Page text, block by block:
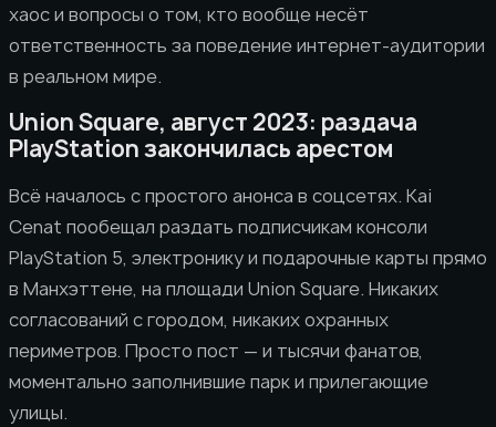
хаос и вопросы о том, кто вообще несёт
ответственность за поведение интернет-аудитории
в реальном мире.
Union Square, август 2023: раздача
PlayStation закончилась арестом
Всё началось с простого анонса в соцсетях. Kai
Cenat пообещал раздать подписчикам консоли
PlayStation 5, электронику и подарочные карты прямо
в Манхэттене, на площади Union Square. Никаких
согласований с городом, никаких охранных
периметров. Просто пост — и тысячи фанатов,
моментально заполнившие парк и прилегающие
улицы.